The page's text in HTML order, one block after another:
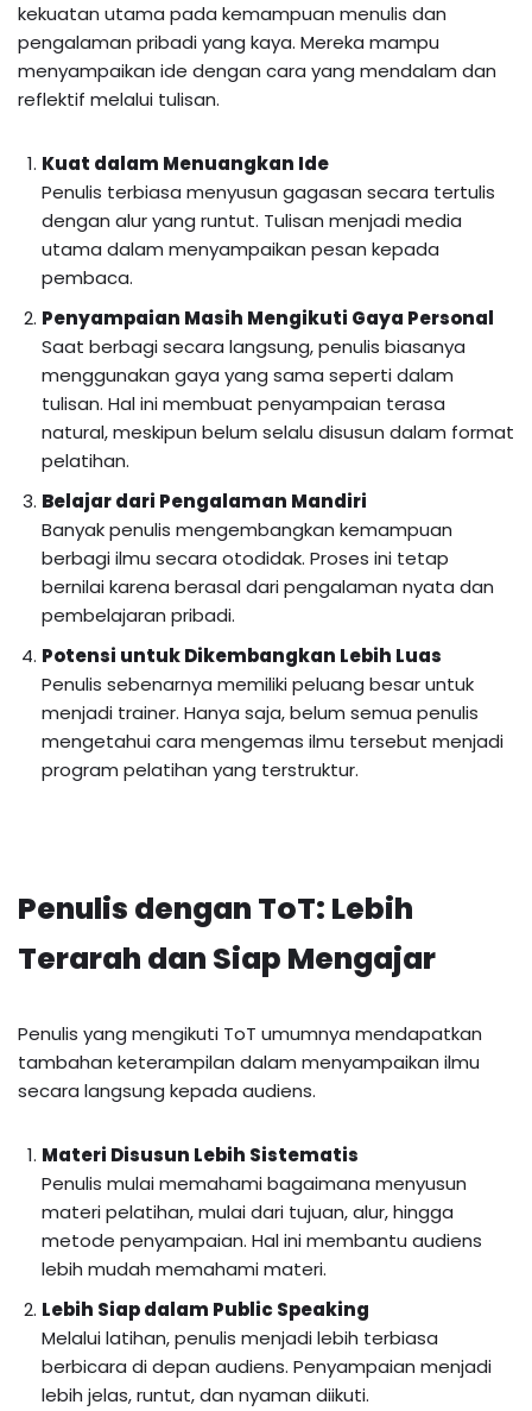
kekuatan utama pada kemampuan menulis dan
pengalaman pribadi yang kaya. Mereka mampu
menyampaikan ide dengan cara yang mendalam dan
reflektif melalui tulisan.
Kuat dalam Menuangkan Ide
Penulis terbiasa menyusun gagasan secara tertulis
dengan alur yang runtut. Tulisan menjadi media
utama dalam menyampaikan pesan kepada
pembaca.
Penyampaian Masih Mengikuti Gaya Personal
Saat berbagi secara langsung, penulis biasanya
menggunakan gaya yang sama seperti dalam
tulisan. Hal ini membuat penyampaian terasa
natural, meskipun belum selalu disusun dalam format
pelatihan.
Belajar dari Pengalaman Mandiri
Banyak penulis mengembangkan kemampuan
berbagi ilmu secara otodidak. Proses ini tetap
bernilai karena berasal dari pengalaman nyata dan
pembelajaran pribadi.
Potensi untuk Dikembangkan Lebih Luas
Penulis sebenarnya memiliki peluang besar untuk
menjadi trainer. Hanya saja, belum semua penulis
mengetahui cara mengemas ilmu tersebut menjadi
program pelatihan yang terstruktur.
Penulis dengan ToT: Lebih
Terarah dan Siap Mengajar
Penulis yang mengikuti ToT umumnya mendapatkan
tambahan keterampilan dalam menyampaikan ilmu
secara langsung kepada audiens.
Materi Disusun Lebih Sistematis
Penulis mulai memahami bagaimana menyusun
materi pelatihan, mulai dari tujuan, alur, hingga
metode penyampaian. Hal ini membantu audiens
lebih mudah memahami materi.
Lebih Siap dalam Public Speaking
Melalui latihan, penulis menjadi lebih terbiasa
berbicara di depan audiens. Penyampaian menjadi
lebih jelas, runtut, dan nyaman diikuti.